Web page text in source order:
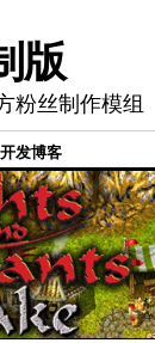
版
粉丝制作模组
开发博客